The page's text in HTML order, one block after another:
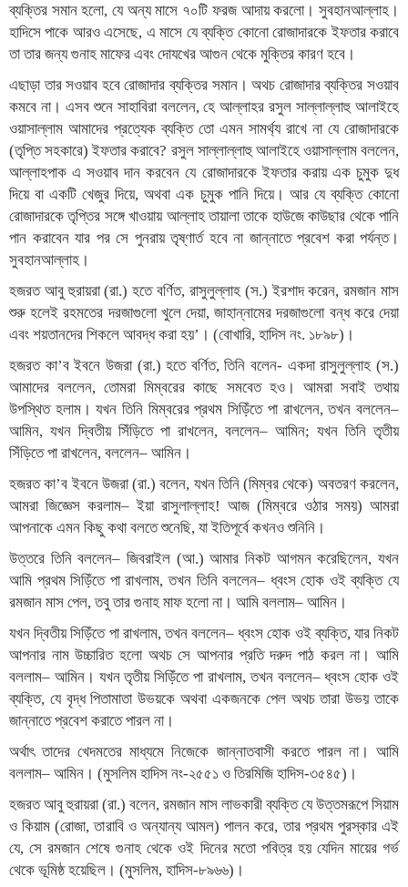
ব্যক্তির সমান হলো, যে অন্য মাসে ৭০টি ফরজ আদায় করলো। সুবহানআল্লাহ।
হাদিসে পাকে আরও এসেছে, এ মাসে যে ব্যক্তি কোনো রোজাদারকে ইফতার করাবে
তা তার জন্য গুনাহ মাফের এবং দোযখের আগুন থেকে মুক্তির কারণ হবে।
এছাড়া তার সওয়াব হবে রোজাদার ব্যক্তির সমান। অথচ রোজাদার ব্যক্তির সওয়াব
কমবে না। এসব শুনে সাহাবিরা বললেন, হে আল্লাহর রসুল সাল্লাল্লাহু আলাইহে
ওয়াসাল্লাম আমাদের প্রত্যেক ব্যক্তি তো এমন সামর্থ্য রাখে না যে রোজাদারকে
(তৃপ্তি সহকারে) ইফতার করাবে? রসুল সাল্লাল্লাহু আলাইহে ওয়াসাল্লাম বললেন,
আল্লাহপাক এ সওয়াব দান করবেন যে রোজাদারকে ইফতার করায় এক চুমুক দুধ
দিয়ে বা একটি খেজুর দিয়ে, অথবা এক চুমুক পানি দিয়ে। আর যে ব্যক্তি কোনো
রোজাদারকে তৃপ্তির সঙ্গে খাওয়ায় আল্লাহ তায়ালা তাকে হাউজে কাউছার থেকে পানি
পান করাবেন যার পর সে পুনরায় তৃষ্ণার্ত হবে না জান্নাতে প্রবেশ করা পর্যন্ত।
সুবহানআল্লাহ।
হজরত আবু হুরায়রা (রা.) হতে বর্ণিত, রাসুলুল্লাহ (স.) ইরশাদ করেন, রমজান মাস
শুরু হলেই রহমতের দরজাগুলো খুলে দেয়া, জাহান্নামের দরজাগুলো বন্ধ করে দেয়া
এবং শয়তানদের শিকলে আবদ্ধ করা হয়’। (বোখারি, হাদিস নং. ১৮৯৮)।
হজরত কা’ব ইবনে উজরা (রা.) হতে বর্ণিত, তিনি বলেন- একদা রাসুলুল্লাহ (স.)
আমাদের বললেন, তোমরা মিম্বরের কাছে সমবেত হও। আমরা সবাই তথায়
উপস্থিত হলাম। যখন তিনি মিম্বরের প্রথম সিড়িঁতে পা রাখলেন, তখন বললেন–
আমিন, যখন দ্বিতীয় সিঁড়িতে পা রাখলেন, বললেন– আমিন; যখন তিনি তৃতীয়
সিঁড়িতে পা রাখলেন, বললেন– আমিন।
হজরত কা’ব ইবনে উজরা (রা.) বলেন, যখন তিনি (মিম্বর থেকে) অবতরণ করলেন,
আমরা জিজ্ঞেস করলাম– ইয়া রাসুলাল্লাহ! আজ (মিম্বরে ওঠার সময়) আমরা
আপনাকে এমন কিছু কথা বলতে শুনেছি, যা ইতিপূর্বে কখনও শুনিনি।
উত্তরে তিনি বললেন– জিবরাইল (আ.) আমার নিকট আগমন করেছিলেন, যখন
আমি প্রথম সিড়িঁতে পা রাখলাম, তখন তিনি বললেন– ধ্বংস হোক ওই ব্যক্তি যে
রমজান মাস পেল, তবু তার গুনাহ মাফ হলো না। আমি বললাম– আমিন।
যখন দ্বিতীয় সিড়িঁতে পা রাখলাম, তখন বললেন– ধ্বংস হোক ওই ব্যক্তি, যার নিকট
আপনার নাম উচ্চারিত হলো অথচ সে আপনার প্রতি দরুদ পাঠ করল না। আমি
বললাম– আমিন। যখন তৃতীয় সিড়িঁতে পা রাখলাম, তখন বললেন– ধ্বংস হোক ওই
ব্যক্তি, যে বৃদ্ধ পিতামাতা উভয়কে অথবা একজনকে পেল অথচ তারা উভয় তাকে
জান্নাতে প্রবেশ করাতে পারল না।
অর্থাৎ তাদের খেদমতের মাধ্যমে নিজেকে জান্নাতবাসী করতে পারল না। আমি
বললাম– আমিন। (মুসলিম হাদিস নং-২৫৫১ ও তিরমিজি হাদিস-৩৫৪৫)।
হজরত আবু হুরায়রা (রা.) বলেন, রমজান মাস লাভকারী ব্যক্তি যে উত্তমরূপে সিয়াম
ও কিয়াম (রোজা, তারাবি ও অন্যান্য আমল) পালন করে, তার প্রথম পুরস্কার এই
যে, সে রমজান শেষে গুনাহ থেকে ওই দিনের মতো পবিত্র হয় যেদিন মায়ের গর্ভ
থেকে ভূমিষ্ঠ হয়েছিল। (মুসলিম, হাদিস-৮৯৬৬)।